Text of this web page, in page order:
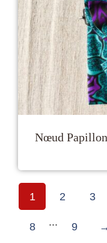
Nœud
1 2 3
8 ... 9